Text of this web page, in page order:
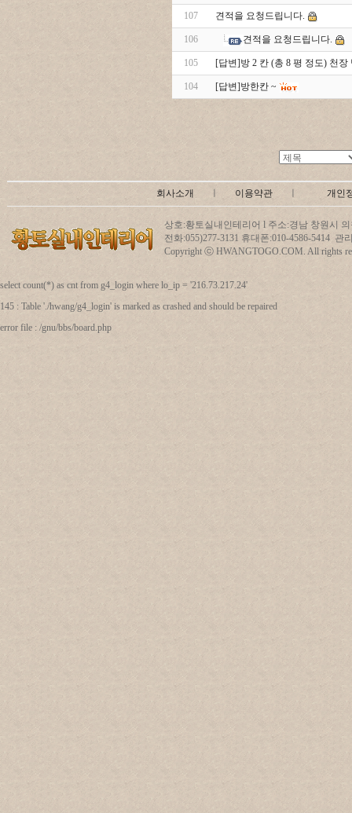
107 견적을 요청드립니다.
106 견적을 요청드립니다.
105 [답변]방 2 칸 (총 8 평 정도) 천장
104 [답변]방한칸 ~
회사소개 이용약관 개인
상호:황토실내인테리어 l 주소:경남 창원시
전화:055)277-3131 휴대폰:010-4586-5414 관
Copyright ⓒ HWANGTOGO.COM. All rights
select count(*) as cnt from g4_login where lo_ip = '216.73.217.24'
145 : Table './hwang/g4_login' is marked as crashed and should be repaired
error file : /gnu/bbs/board.php